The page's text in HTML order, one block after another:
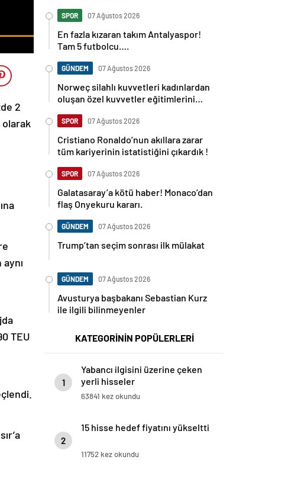
2
olarak
TEU
SPOR 07 Ağustos 2026
En fazla kızaran takım Antalyaspor!
Tam 5 futbolcu….
GÜNDEM 07 Ağustos 2026
Norweç silahlı kuvvetleri kadınlardan
oluşan özel kuvvetler eğitimlerini
SPOR 07 Ağustos 2026
Cristiano Ronaldo’nun akıllara zarar
tüm kariyerinin istatistiğini çıkardık !
SPOR 07 Ağustos 2026
Galatasaray’a kötü haber! Monaco’dan
flaş Onyekuru kararı.
GÜNDEM 07 Ağustos 2026
Trump’tan seçim sonrası ilk mülakat
GÜNDEM 07 Ağustos 2026
Avusturya başbakanı Sebastian Kurz
ile ilgili bilinmeyenler
KATEGORİNİN POPÜLERLERİ
1
Yabancı ilgisini üzerine çeken
yerli hisseler
63841 kez okundu
2
15 hisse hedef fiyatını yükseltti
11752 kez okundu